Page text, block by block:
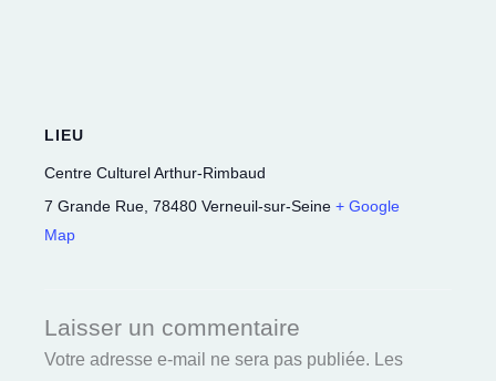
LIEU
Centre Culturel Arthur-Rimbaud
7 Grande Rue 78480 Verneuil-sur-Seine + Google
Map
Laisser un commentaire
Votre adresse e-mail ne sera pas publiée. Les